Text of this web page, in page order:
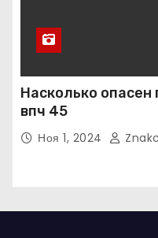
Насколько
впч 45
Ноя 1, 2024